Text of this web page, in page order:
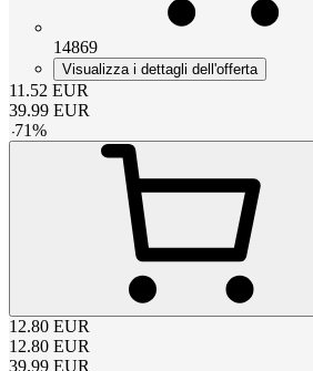
14869
Visualizza i dettagli dell'offerta
11.52 EUR
39.99 EUR
-71%
12.80 EUR
12.80 EUR
39.99 EUR